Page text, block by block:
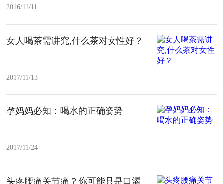
2016/11/11
女人喝茶需讲究,什么茶对女性好？
2017/11/13
孕妈妈必知：喝水的正确姿势
2017/11/24
头疼腰痛关节痛？你可能只是口渴